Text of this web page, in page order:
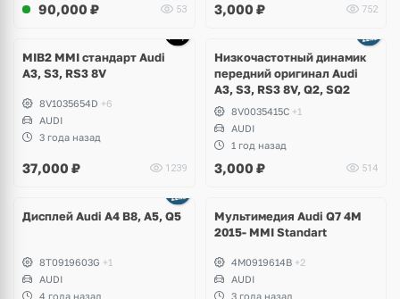
90,000 ₽ 53 3,000 ₽ 752
MIB2 MMI стандарт Audi
A3, S3, RS3 8V
8V1035654D +6
AUDI
3 года назад
37,000 ₽ 1239
Низкочастотный динамик
передний оригинал Audi
A3, S3, RS3 8V, Q2, SQ2
8V0035415C +1
AUDI
1 год назад
3,000 ₽ 514
Дисплей Audi A4 B8, A5, Q5
8T0919603G +1
AUDI
4 года назад
Мультимедия Audi Q7 4M
2015- MMI Standart
4M0919614B +2
AUDI
3 года назад